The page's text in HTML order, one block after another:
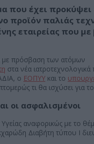
που έχει προκύψει
προϊόν παλιάς
εταιρείας που
με πρόσβαση των ατόμων
στα νέα ιατροτεχνολογικά
ο ΕΟΠΥΥ και το
τι θα ισχύσει για
οι ασφαλισμένοι
αναφορικώς με το
Διαβήτη τύπου Ι